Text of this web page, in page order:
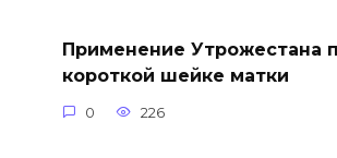
Применение Утрожестана
короткой шейке матки
0 226